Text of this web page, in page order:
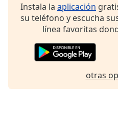
Instala la aplicación
su teléfono y escucha
línea favoritas
otras